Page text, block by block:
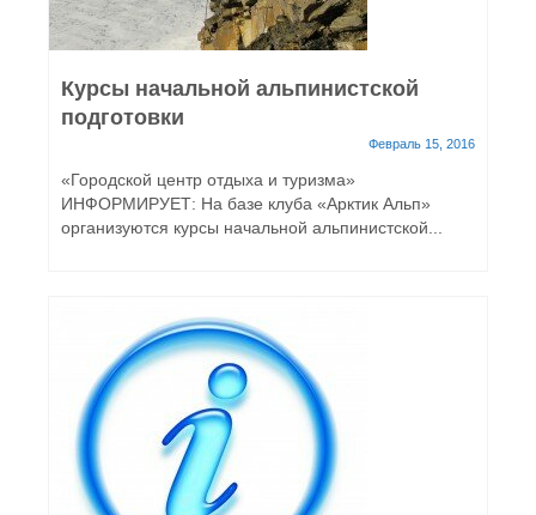
Курсы начальной альпинистской
подготовки
Февраль 15, 2016
«Городской центр отдыха и туризма»
ИНФОРМИРУЕТ: На базе клуба «Арктик Альп»
организуются курсы начальной альпинистской...